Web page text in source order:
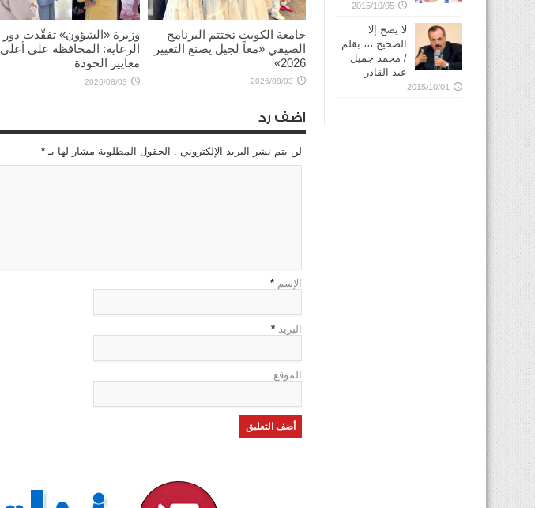
جامعة الكويت تختتم البرنامج
الصيفي «معاً لجيل يصنع التغيير
2026»
2026/08/03
وزيرة «الشؤون» تفقّدت دور
الرعاية: المحافظة على أعلى
معايير الجودة
2026/08/03
اضف رد
لن يتم نشر البريد الإلكتروني . الحقول المطلوبة مشار لها بـ *
الإسم *
البريد *
الموقع
2015/10/05
لا يصح إلا
الصحيح ،،، بقلم
/ محمد جميل
عبد القادر
2015/10/01